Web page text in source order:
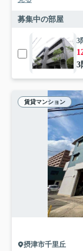
募集中の部屋
3
3
賃貸マンション
摂津市千里丘